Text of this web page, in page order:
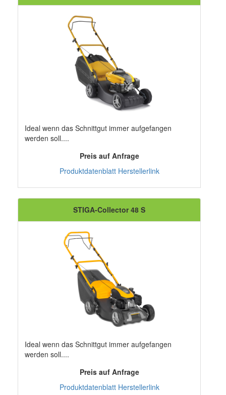
Ideal wenn das Schnittgut immer aufgefangen
werden soll....
Preis auf Anfrage
Produktdatenblatt Herstellerlink
STIGA-Collector 48 S
Ideal wenn das Schnittgut immer aufgefangen
werden soll....
Preis auf Anfrage
Produktdatenblatt Herstellerlink